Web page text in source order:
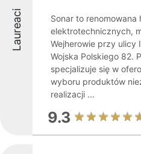
Laureaci
Sonar to renomowana
elektrotechnicznych,
Wejherowie przy ulicy
Wojska Polskiego 82.
specjalizuje się w
wyboru produktów
realizacji ...
9.3